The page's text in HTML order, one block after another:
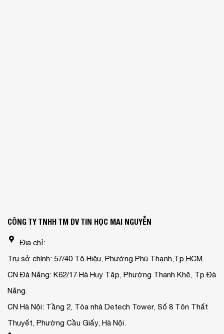
CÔNG TY TNHH TM DV TIN HỌC MAI NGUYỄN
Địa chỉ:
Trụ sở chính: 57/40 Tô Hiệu, Phường Phú Thạnh,Tp.HCM.
CN Đà Nẵng: K62/17 Hà Huy Tập, Phường Thanh Khê, Tp.Đà
Nẵng.
CN Hà Nội: Tầng 2, Tòa nhà Detech Tower, Số 8 Tôn Thất
Thuyết, Phường Cầu Giấy, Hà Nội.